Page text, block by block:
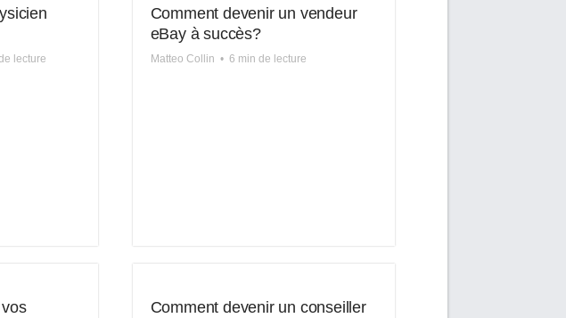
lecture
Comment devenir un vendeur
eBay à succès?
Matteo Collin • 6 min de lecture
Comment devenir un conseiller